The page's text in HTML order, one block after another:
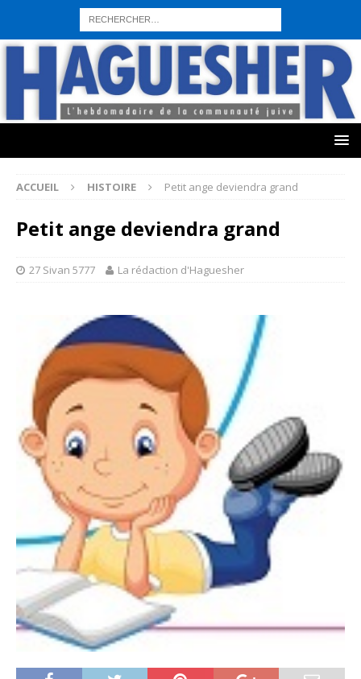
sohbet hattı numarası seks hattı numara istanbul escort bayanlar
sohbet hattı numaralar seks hattı numaralar"
numaraları sohbet hattı sex hattı telefonda seks numara sıcak sex
sohbet hattı canlı sohbet hatları sohbet numaraları
ucuz
sex sohbet hattı numaraları
yeni casino siteleri
ACCUEIL HISTOIRE Petit ange deviendra grand
Petit ange deviendra grand
27 Sivan 5777 La rédaction d'Haguesher